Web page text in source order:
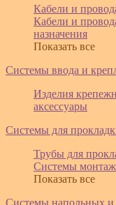
Кабели и
Кабели и
назначения
Показать все
Системы ввода и
Изделия
аксессуары
Системы для
Трубы для
Системы
Показать все
Системы напольных и